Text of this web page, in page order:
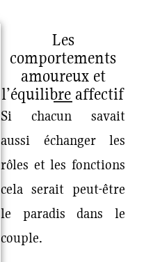
Les
comportements
amoureux et
l’équilibre affectif
Si chacun savait
aussi échanger les
rôles et les fonctions
cela serait peut-être
le paradis dans le
couple.